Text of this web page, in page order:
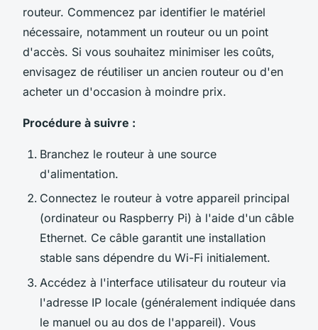
routeur. Commencez par identifier le matériel
nécessaire, notamment un routeur ou un point
d'accès. Si vous souhaitez minimiser les coûts,
envisagez de réutiliser un ancien routeur ou d'en
acheter un d'occasion à moindre prix.
Procédure à suivre :
Branchez le routeur à une source
d'alimentation.
Connectez le routeur à votre appareil principal
(ordinateur ou Raspberry Pi) à l'aide d'un câble
Ethernet. Ce câble garantit une installation
stable sans dépendre du Wi-Fi initialement.
Accédez à l'interface utilisateur du routeur via
l'adresse IP locale (généralement indiquée dans
le manuel ou au dos de l'appareil). Vous